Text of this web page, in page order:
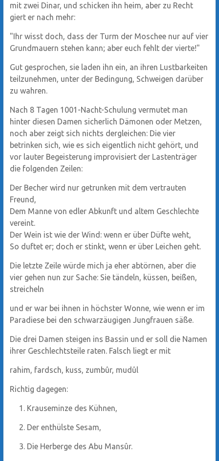
mit zwei Dinar, und schicken ihn heim, aber zu Recht
giert er nach mehr:
"Ihr wisst doch, dass der Turm der Moschee nur auf vier
Grundmauern stehen kann; aber euch fehlt der vierte!"
Gut gesprochen, sie laden ihn ein, an ihren Lustbarkeiten
teilzunehmen, unter der Bedingung, Schweigen darüber
zu wahren.
Nach 8 Tagen 1001-Nacht-Schulung vermutet man
hinter diesen Damen sicherlich Dämonen oder Metzen,
noch aber zeigt sich nichts dergleichen: Die vier
betrinken sich, wie es sich eigentlich nicht gehört, und
vor lauter Begeisterung improvisiert der Lastenträger
die folgenden Zeilen:
Der Becher wird nur getrunken mit dem vertrauten
Freund,
Dem Manne von edler Abkunft und altem Geschlechte
vereint.
Der Wein ist wie der Wind: wenn er über Düfte weht,
So duftet er; doch er stinkt, wenn er über Leichen geht.
Die letzte Zeile würde mich ja eher abtörnen, aber die
vier gehen nun zur Sache: Sie tändeln, küssen, beißen,
streicheln
und er war bei ihnen in höchster Wonne, wie wenn er im
Paradiese bei den schwarzäugigen Jungfrauen säße.
Die drei Damen steigen ins Bassin und er soll die Namen
ihrer Geschlechtsteile raten. Falsch liegt er mit
rahim, fardsch, kuss, zumbûr, mudûl
Richtig dagegen:
Krauseminze des Kühnen,
Der enthülste Sesam,
Die Herberge des Abu Mansûr.